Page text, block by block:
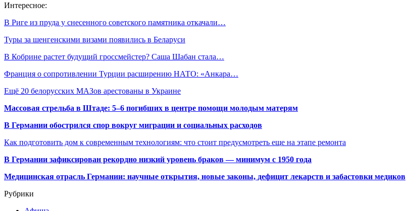
Интересное:
В Риге из пруда у снесенного советского памятника откачали…
Туры за шенгенскими визами появились в Беларуси
В Кобрине растет будущий гроссмейстер? Саша Шабан стала…
Франция о сопротивлении Турции расширению НАТО: «Анкара…
Ещё 20 белорусских МАЗов арестованы в Украине
Массовая стрельба в Штаде: 5–6 погибших в центре помощи молодым матерям
В Германии обострился спор вокруг миграции и социальных расходов
Как подготовить дом к современным технологиям: что стоит предусмотреть еще на этапе ремонта
В Германии зафиксирован рекордно низкий уровень браков — минимум с 1950 года
Медицинская отрасль Германии: научные открытия, новые законы, дефицит лекарств и забастовки медиков
Рубрики